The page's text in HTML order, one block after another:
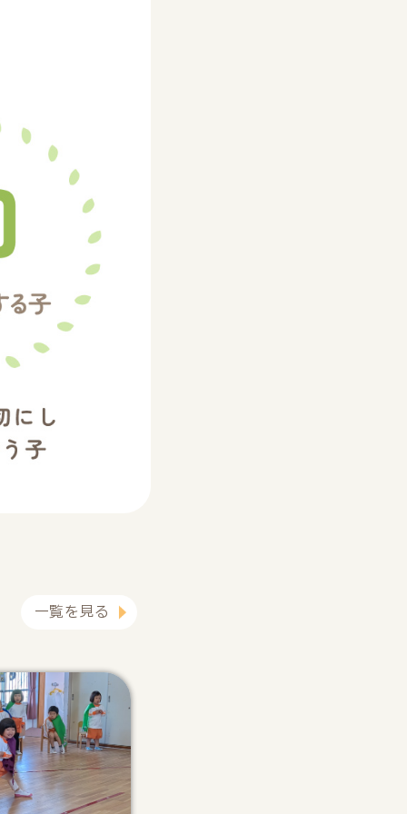
一覧を見る